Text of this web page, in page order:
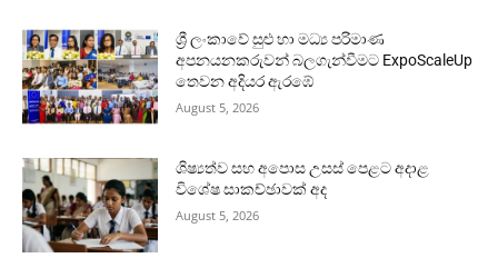
ශ්‍රී ලංකාවේ සුළු හා මධ්‍ය පරිමාණ
අපනයනකරුවන් බලගැන්වීමට ExpoScaleUp
තෙවන අදියර ඇරඹේ
August 5, 2026
ශිෂ්‍යත්ව සහ අපොස උසස් පෙළට අදාළ
විශේෂ සාකච්ඡාවක් අද
August 5, 2026